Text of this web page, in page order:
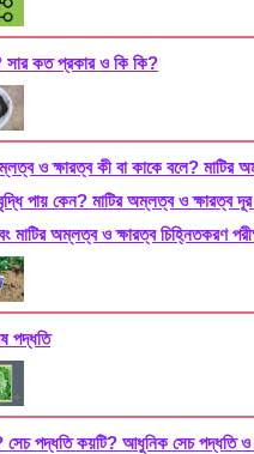
সার কত প্রকার ও কি কি?
ও ক্ষারত্ব কী বা কাকে বলে? মাটির
পায় কেন? মাটির অম্লত্ব ও ক্ষারত্ব
মাটির অম্লত্ব ও ক্ষারত্ব চিহ্নিতকরণ
পদ্ধতি
সেচ পদ্ধতি কয়টি? আধুনিক সেচ পদ্ধতি ও